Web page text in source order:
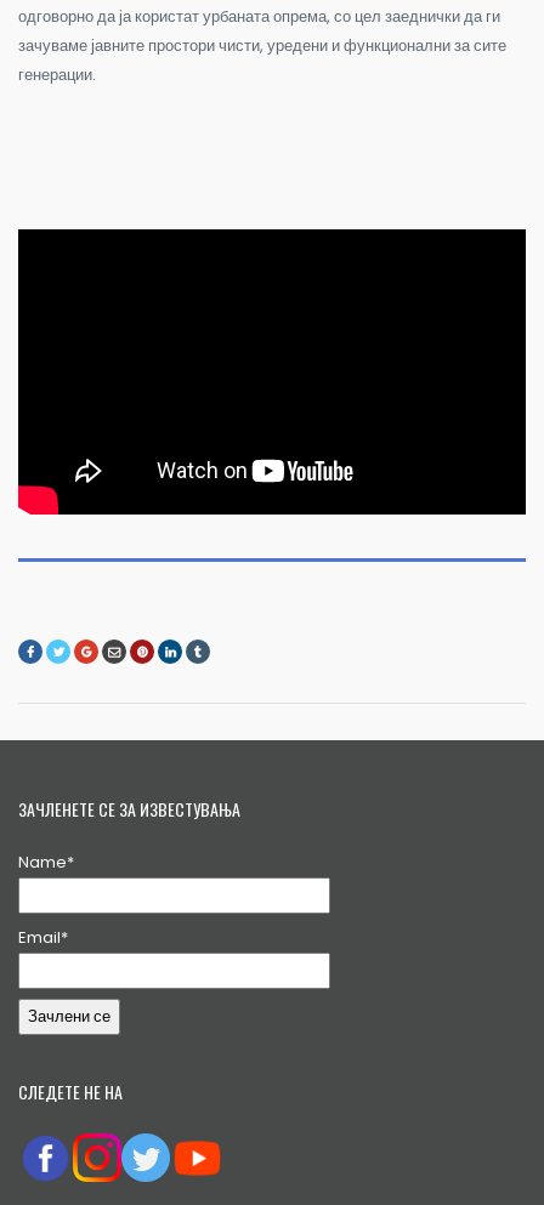
одговорно да ја користат урбаната опрема, со цел заеднички да ги
зачуваме јавните простори чисти, уредени и функционални за сите
генерации.
ЗАЧЛЕНЕТЕ СЕ ЗА ИЗВЕСТУВАЊА
Name*
Email*
СЛЕДЕТЕ НЕ НА